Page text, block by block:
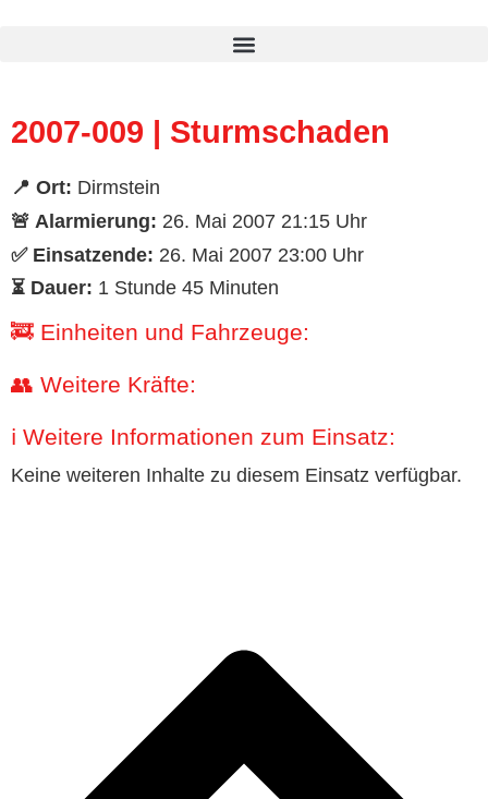
2007-009 | Sturmschaden
📍 Ort: Dirmstein
🚨 Alarmierung: 26. Mai 2007 21:15 Uhr
✅ Einsatzende: 26. Mai 2007 23:00 Uhr
⏳ Dauer: 1 Stunde 45 Minuten
🚒 Einheiten und Fahrzeuge:
👥 Weitere Kräfte:
ℹ️ Weitere Informationen zum Einsatz:
Keine weiteren Inhalte zu diesem Einsatz verfügbar.